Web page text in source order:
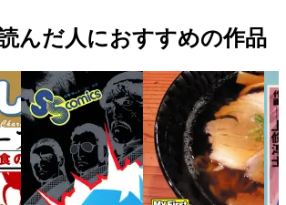
んだ人におすすめの作品